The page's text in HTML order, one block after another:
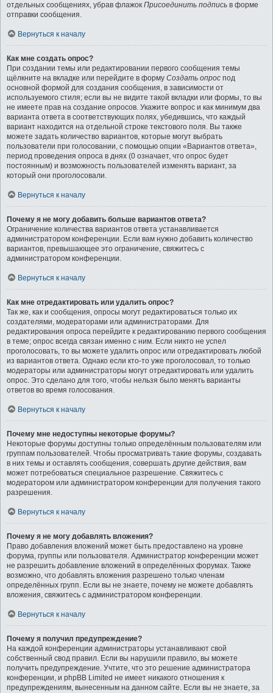
отдельных сообщениях, убрав флажок Присоединить подпись в форме
отправки сообщения.
Вернуться к началу
Как мне создать опрос?
При создании темы или редактировании первого сообщения темы
щёлкните на вкладке или перейдите в форму Создать опрос под
основной формой для создания сообщения, в зависимости от
используемого стиля; если вы не видите такой вкладки или формы, то вы
не имеете прав на создание опросов. Укажите вопрос и как минимум два
варианта ответа в соответствующих полях, убедившись, что каждый
вариант находится на отдельной строке текстового поля. Вы также
можете задать количество вариантов, которые могут выбрать
пользователи при голосовании, с помощью опции «Вариантов ответа»,
период проведения опроса в днях (0 означает, что опрос будет
постоянным) и возможность пользователей изменять вариант, за
который они проголосовали.
Вернуться к началу
Почему я не могу добавить больше вариантов ответа?
Ограничение количества вариантов ответа устанавливается
администратором конференции. Если вам нужно добавить количество
вариантов, превышающее это ограничение, свяжитесь с
администратором конференции.
Вернуться к началу
Как мне отредактировать или удалить опрос?
Так же, как и сообщения, опросы могут редактироваться только их
создателями, модераторами или администраторами. Для
редактирования опроса перейдите к редактированию первого сообщения
в теме; опрос всегда связан именно с ним. Если никто не успел
проголосовать, то вы можете удалить опрос или отредактировать любой
из вариантов ответа. Однако если кто-то уже проголосовал, то только
модераторы или администраторы могут отредактировать или удалить
опрос. Это сделано для того, чтобы нельзя было менять варианты
ответов во время голосования.
Вернуться к началу
Почему мне недоступны некоторые форумы?
Некоторые форумы доступны только определённым пользователям или
группам пользователей. Чтобы просматривать такие форумы, создавать
в них темы и оставлять сообщения, совершать другие действия, вам
может потребоваться специальное разрешение. Свяжитесь с
модератором или администратором конференции для получения такого
разрешения.
Вернуться к началу
Почему я не могу добавлять вложения?
Право добавления вложений может быть предоставлено на уровне
форума, группы или пользователя. Администратор конференции может
не разрешить добавление вложений в определённых форумах. Также
возможно, что добавлять вложения разрешено только членам
определённых групп. Если вы не знаете, почему не можете добавлять
вложения, свяжитесь с администратором конференции.
Вернуться к началу
Почему я получил предупреждение?
На каждой конференции администраторы устанавливают свой
собственный свод правил. Если вы нарушили правило, вы можете
получить предупреждение. Учтите, что это решение администратора
конференции, и phpBB Limited не имеет никакого отношения к
предупреждениям, вынесенным на данном сайте. Если вы не знаете, за